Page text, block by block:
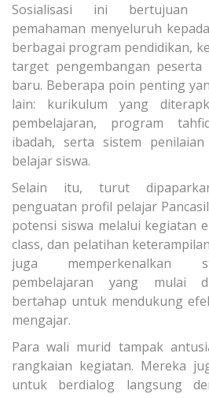
Sosialisasi ini bertujuan
pemahaman menyeluruh
berbagai program pendidikan,
target pengembangan
baru. Beberapa poin penting
lain: kurikulum yang
pembelajaran, program
ibadah, serta sistem
belajar siswa.
Selain itu, turut
penguatan profil pelajar
potensi siswa melalui kegiatan
class, dan pelatihan
juga memperkenalkan
pembelajaran yang mulai
bertahap untuk mendukung
mengajar.
Para wali murid tampak
rangkaian kegiatan. Mereka
untuk berdialog langsung